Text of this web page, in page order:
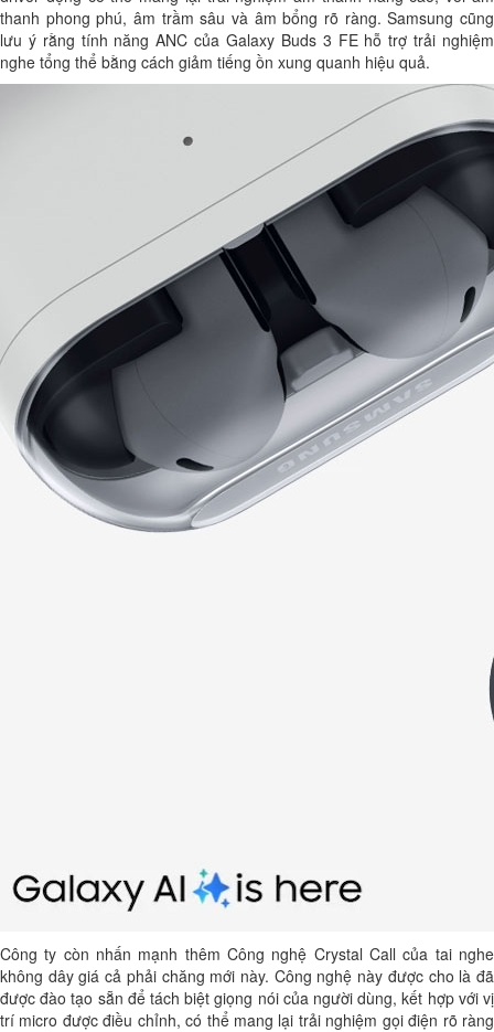
thanh phong phú, âm trầm sâu và âm bổng rõ ràng. Samsung cũng
lưu ý rằng tính năng ANC của Galaxy Buds 3 FE hỗ trợ trải nghiệm
nghe tổng thể bằng cách giảm tiếng ồn xung quanh hiệu quả.
Công ty còn nhấn mạnh thêm Công nghệ Crystal Call của tai nghe
không dây giá cả phải chăng mới này. Công nghệ này được cho là đã
được đào tạo sẵn để tách biệt giọng nói của người dùng, kết hợp với vị
trí micro được điều chỉnh, có thể mang lại trải nghiệm gọi điện rõ ràng